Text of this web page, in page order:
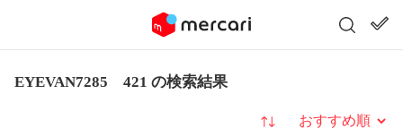
EYEVAN7285 421 の検索結果
並び替え